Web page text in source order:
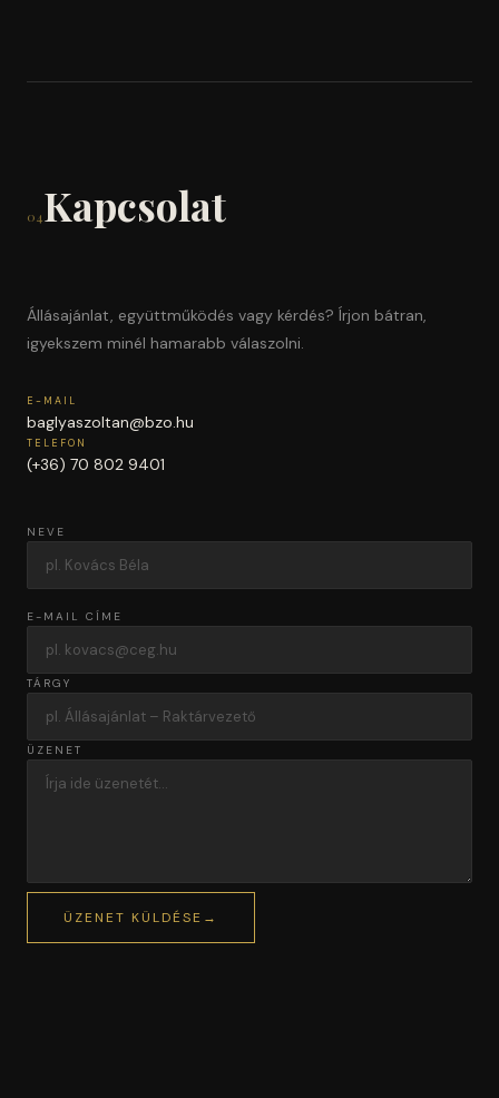
04Kapcsolat
Állásajánlat, együttműködés vagy kérdés? Írjon bátran,
igyekszem minél hamarabb válaszolni.
E-MAIL
baglyaszoltan@bzo.hu
TELEFON
(+36) 70 802 9401
NEVE
E-MAIL CÍME
TÁRGY
ÜZENET
ÜZENET KÜLDÉSE →